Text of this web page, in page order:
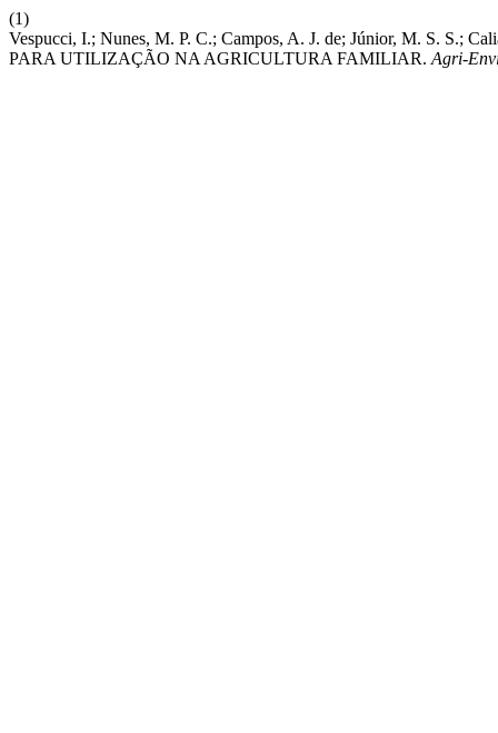
(1)
Vespucci, I.; Nunes, M. P. C.; Campos, A. J. de; Júnior, M. S.
PARA UTILIZAÇÃO NA AGRICULTURA FAMILIAR. Agri-